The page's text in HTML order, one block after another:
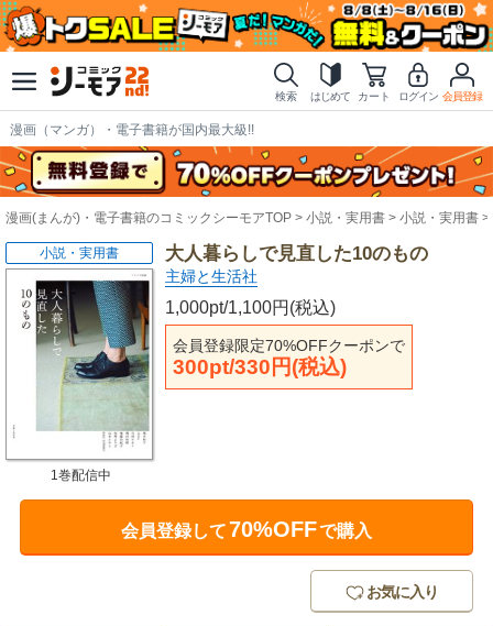
検索 はじめて カート ログイン 会員登録
漫画（マンガ）・電子書籍が国内最大級!!
漫画(まんが)・電子書籍のコミックシーモアTOP 小説・実用書 小説・実用書
大人暮らしで見直した10のもの
主婦と生活社
1,000pt/1,100円(税込)
会員登録限定70%OFFクーポンで
300pt/330円(税込)
小説・実用書
1巻配信中
会員登録して70%OFFで購入
お気に入り